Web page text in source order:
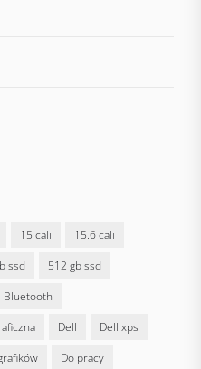
15 cali
15.6 cali
ssd
512 gb ssd
bluetooth
Dell
dell xps
grafików
do pracy